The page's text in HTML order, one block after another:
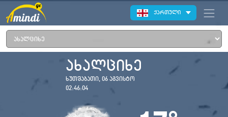
ქართული
ახალციხე
ხუთშაბათი, 06 აგვისტო
02:46:04